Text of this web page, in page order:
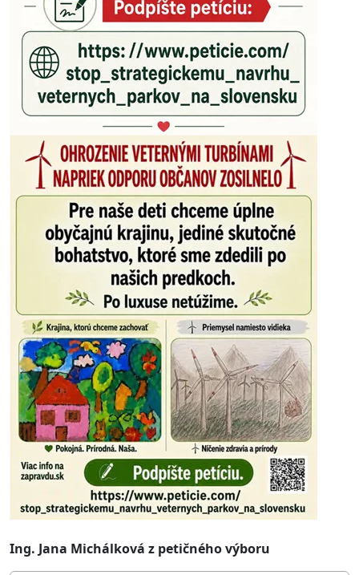
Ing. Jana Michálková z petičného výboru